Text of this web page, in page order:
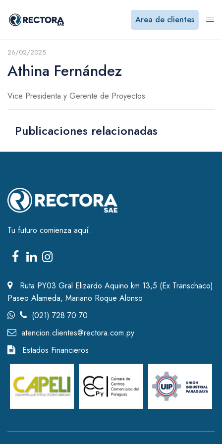
Area de clientes
26/02/2025
Athina Fernández
Vice Presidenta y Gerente de Proyectos
Publicaciones relacionadas
Tu futuro comienza aquí.
Ruta PY03 Gral Elizardo Aquino km 13,5 (Ex Transchaco)
Paseo Alameda, Mariano Roque Alonso
(021) 728 70 70
atencion.clientes@rectora.com.py
Estados Financieros